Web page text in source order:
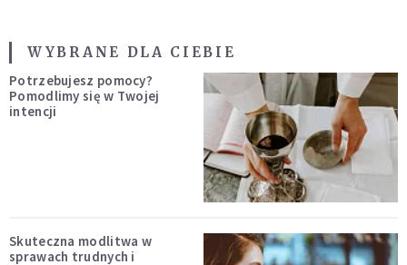
WYBRANE DLA CIEBIE
Potrzebujesz pomocy?
Pomodlimy się w Twojej
intencji
Skuteczna modlitwa w
sprawach trudnych i